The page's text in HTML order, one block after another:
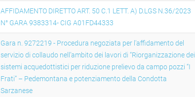
AFFIDAMENTO DIRETTO ART. 50 C.1 LETT. A) D.LGS N.36/2023
N° GARA 9383314- CIG A01FD44333
Gara n. 9272219 - Procedura negoziata per l'affidamento del
servizio di collaudo nell’ambito dei lavori di “Riorganizzazione dei
sistemi acquedottistici per riduzione prelievo da campo pozzi “I
Frati” – Pedemontana e potenziamento della Condotta
Sarzanese